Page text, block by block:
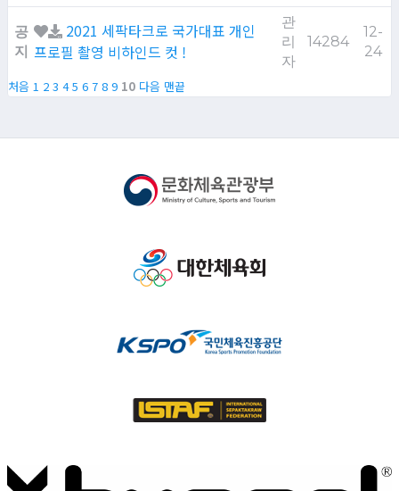
공
지
2021 세팍타크로 국가대표 개인
프로필 촬영 비하인드 컷 !
관
리
자
14284
12-
24
처음 1 2 3 4 5 6 7 8 9 10 다음 맨끝